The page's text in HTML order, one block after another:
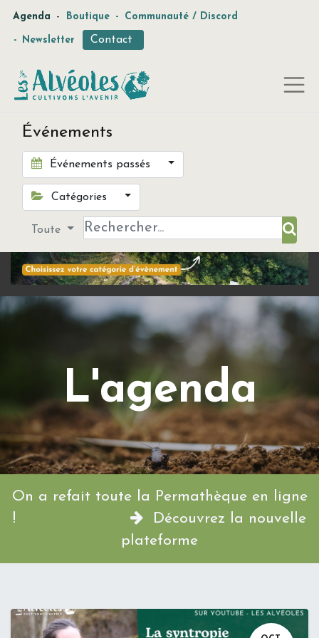
Agenda - Boutique - Communauté / Discord
- Newsletter Contact
Événements
Événements passés
Catégories
Toute
L'agenda
On a refait toute la Permathèque en ligne
!
Découvrez la nouvelle
plateforme